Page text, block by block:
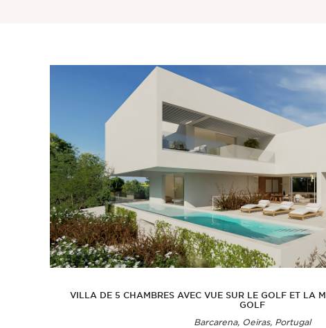
VILLA DE 5 CHAMBRES AVEC VUE SUR LE GOLF ET LA
GOLF
Barcarena, Oeiras, Portugal
Hors marché
Toutes les propriétés